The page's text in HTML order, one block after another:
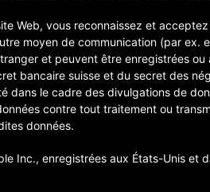
Web, vous reconnaissez et
moyen de communication (par ex.
et peuvent être enregistrées
bancaire suisse et du secret des
le cadre des divulgations de
contre tout traitement ou
données.
Inc., enregistrées aux États-Unis